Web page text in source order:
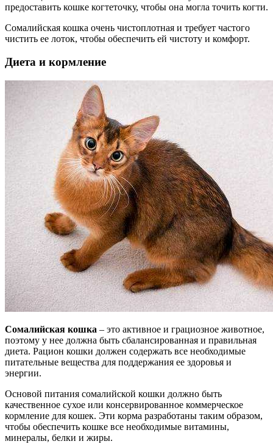
предоставить кошке когтеточку, чтобы она могла точить когти.
Сомалийская кошка очень чистоплотная и требует частого
чистить ее лоток, чтобы обеспечить ей чистоту и комфорт.
Диета и кормление
Сомалийская кошка – это активное и грациозное животное,
поэтому у нее должна быть сбалансированная и правильная
диета. Рацион кошки должен содержать все необходимые
питательные вещества для поддержания ее здоровья и
энергии.
Основой питания сомалийской кошки должно быть
качественное сухое или консервированное коммерческое
кормление для кошек. Эти корма разработаны таким образом,
чтобы обеспечить кошке все необходимые витамины,
минералы, белки и жиры.